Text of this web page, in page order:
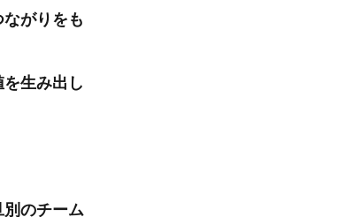
がりをも
生み出し
別のチーム